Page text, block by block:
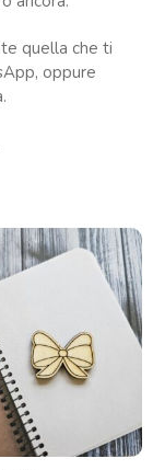
quella che ti
oppure